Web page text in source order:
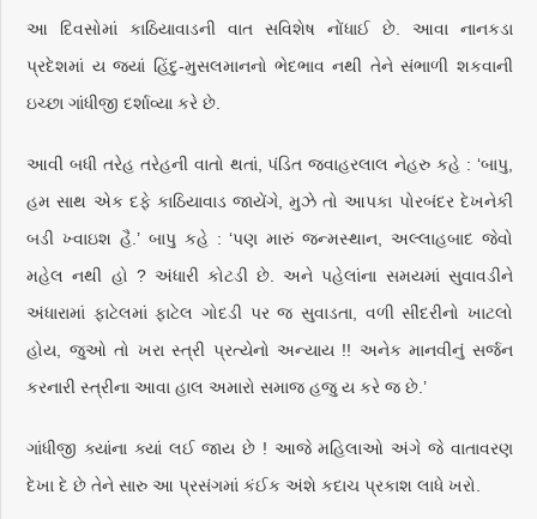
આ દિવસોમાં કાઠિયાવાડની વાત સવિશેષ નોંધાઈ છે. આવા નાનકડા
પ્રદેશમાં ય જ્યાં હિંદુ-મુસલમાનનો ભેદભાવ નથી તેને સંભાળી શકવાની
ઇચ્છા ગાંધીજી દર્શાવ્યા કરે છે.
આવી બધી તરેહ તરેહની વાતો થતાં, પંડિત જવાહરલાલ નેહરુ કહે : ‘બાપુ,
હમ સાથ એક દફે કાઠિયાવાડ જાયેંગે, મુઝે તો આપકા પોરબંદર દેખનેકી
બડી ખ્વાઇશ હૈ.’ બાપુ કહે : ‘પણ મારું જન્મસ્થાન, અલ્લાહબાદ જેવો
મહેલ નથી હો ? અંધારી કોટડી છે. અને પહેલાંના સમયમાં સુવાવડીને
અંધારામાં ફાટેલમાં ફાટેલ ગોદડી પર જ સુવાડતા, વળી સીંદરીનો ખાટલો
હોય, જુઓ તો ખરા સ્ત્રી પ્રત્યેનો અન્યાય !! અનેક માનવીનું સર્જન
કરનારી સ્ત્રીના આવા હાલ અમારો સમાજ હજુ ય કરે જ છે.’
ગાંધીજી ક્યાંના ક્યાં લઈ જાય છે ! આજે મહિલાઓ અંગે જે વાતાવરણ
દેખા દે છે તેને સારુ આ પ્રસંગમાં કંઈક અંશે કદાચ પ્રકાશ લાધે ખરો.